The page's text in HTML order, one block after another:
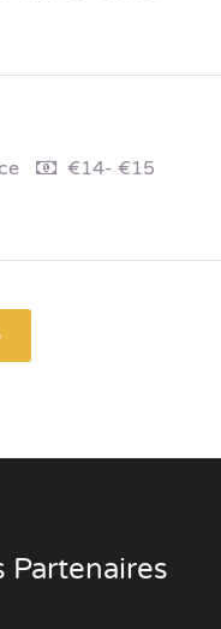
€14- €15
Partenaires